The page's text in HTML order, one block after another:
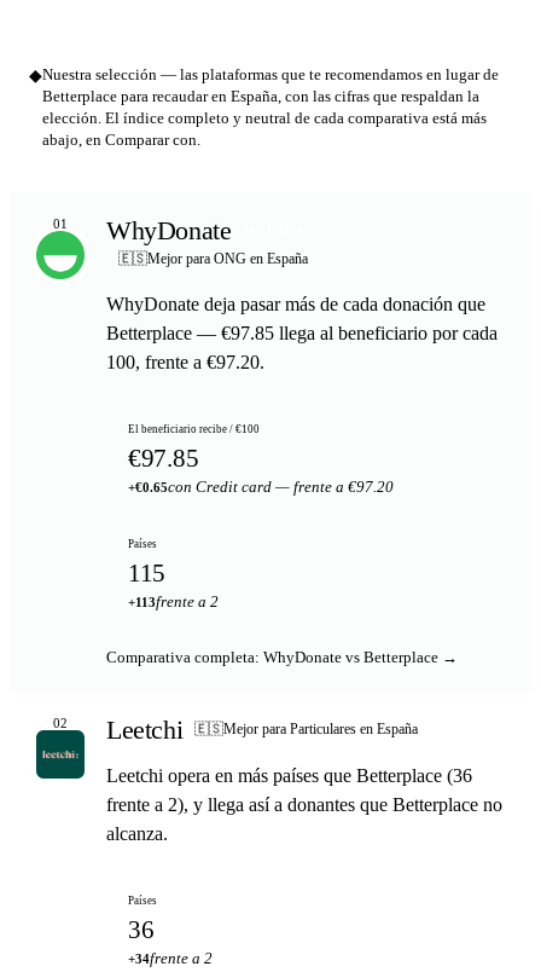
◆Nuestra selección — las plataformas que te recomendamos en lugar de
Betterplace para recaudar en España, con las cifras que respaldan la
elección. El índice completo y neutral de cada comparativa está más
abajo, en Comparar con.
01 WhyDonate
🇪🇸Mejor para ONG en España
WhyDonate deja pasar más de cada donación que
Betterplace — €97.85 llega al beneficiario por cada
100, frente a €97.20.
El beneficiario recibe / €100
€97.85
+€0.65con Credit card — frente a €97.20
Países
115
+113frente a 2
Comparativa completa: WhyDonate vs Betterplace →
02 Leetchi 🇪🇸Mejor para Particulares en España
Leetchi opera en más países que Betterplace (36
frente a 2), y llega así a donantes que Betterplace no
alcanza.
Países
36
+34frente a 2